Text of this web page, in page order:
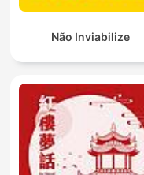
Não Inviabilize